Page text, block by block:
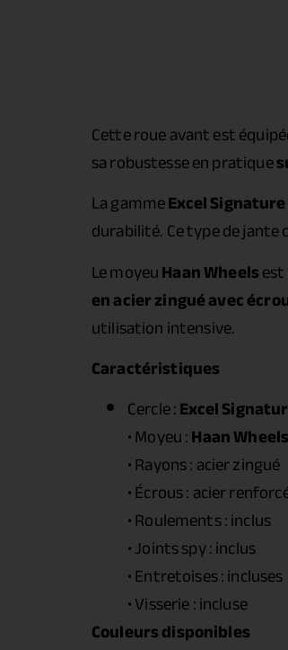
Cette roue avant est
sa robustesse en pratique
La gammeExcel Signature
durabilité. Ce type de
Le moyeuHaan Wheels
en acier zingué avec
utilisation intensive.
Caractéristiques
Cercle :Excel
• Moyeu :Haan Wheels
• Rayons : acier zingué
• Écrous : acier
• Roulements : inclus
• Joints spy : inclus
• Entretoises : incluses
• Visserie : incluse
Couleurs disponibles